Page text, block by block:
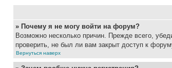
» Почему я не могу войти на форум?
Возможно несколько причин. Прежде всего,
проверить, не был ли вам закрыт доступ к
Вернуться наверх